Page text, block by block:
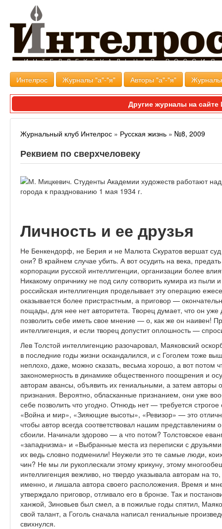
Интелрос Журналы "а"-"я" Авторы "а"-"я"
Другие журналы на
Журнальный клуб Интелрос » Русская жизнь » №8, 2009
Реквием по сверхчеловеку
Личность и ее друзья
Не Бенкендорф, не Берия и не Малюта Скуратов вершат суд
они? В крайнем случае убить. А вот осудить на века,
корпорации русской интеллигенции, организации более
Никакому опричнику не под силу сотворить кумира из пыли
российская интеллигенция проделывает эту операцию
оказывается более пристрастным, а приговор —
пощады, для нее нет авторитета. Творец думает, что он уже
позволить себе иметь свое мнение — о, как же он наивен!
интеллигенция, и если творец допустит оплошность —
Лев Толстой интеллигенцию разочаровал, Маяковский
в последние годы жизни оскандалился, и с Гоголем тоже
неплохо, даже, можно сказать, весьма хорошо, а вот потом
закономерность в динамике общественного поощрения и
авторам авансы, объявить их гениальными, а затем авторы
признания. Вероятно, обласканные признанием, они уже
себе позволить что угодно. Отнюдь нет — требуется
«Война и мир», «Зияющие высоты», «Ревизор» — это
чтобы автор всегда соответствовал нашим представлениям
сбоили. Начинали здорово — а что потом? Толстовское
«западнизма» и «Выбранные места из переписки с
их ведь словно подменили! Неужели это те самые люди,
чин? Не мы ли рукоплескали этому крикуну, этому
интеллигенция вежливо, но твердо указывала авторам на
именно, и лишала автора своего расположения. Время и
утверждало приговор, отливало его в бронзе. Так и
ханжой, Зиновьев был смел, а в пожилые годы спятил,
свой талант, а Гоголь сначала написал гениальные
свихнулся.